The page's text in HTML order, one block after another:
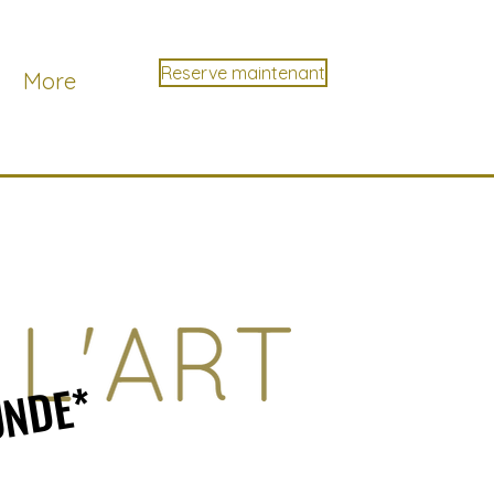
More Reserve maintenant